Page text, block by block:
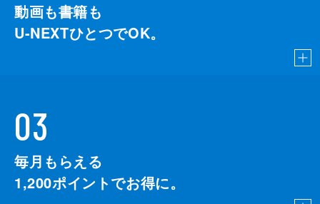
動画も書籍も
U-NEXTひとつでOK。
03
毎月もらえる
1,200ポイントでお得に。